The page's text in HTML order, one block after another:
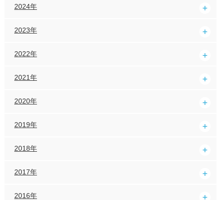
2024年
2023年
2022年
2021年
2020年
2019年
2018年
2017年
2016年